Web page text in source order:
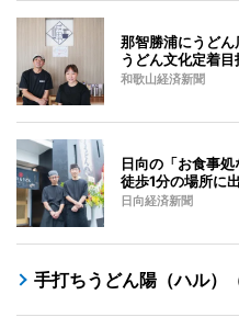
那智勝浦にうど
うどん文化定着目
和歌山経済新聞
日向の「お食事
徒歩1分の場所に
日向経済新聞
手打ちうどん陽（ハル）